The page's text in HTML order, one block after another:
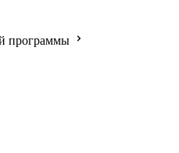
программы